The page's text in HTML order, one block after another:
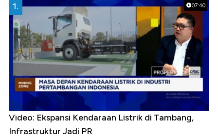
07:40
1.
Video: Ekspansi Kendaraan Listrik di Tambang,
Infrastruktur Jadi PR